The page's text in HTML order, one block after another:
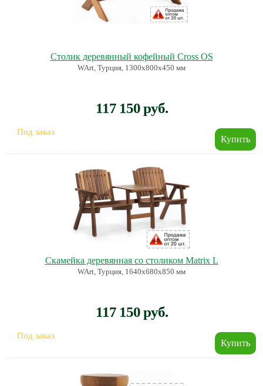
Столик деревянный кофейный Cross OS
WArt, Турция, 1300х800х450 мм
117 150 руб.
Под заказ
Скамейка деревянная со столиком Matrix L
WArt, Турция, 1640х680х850 мм
117 150 руб.
Под заказ